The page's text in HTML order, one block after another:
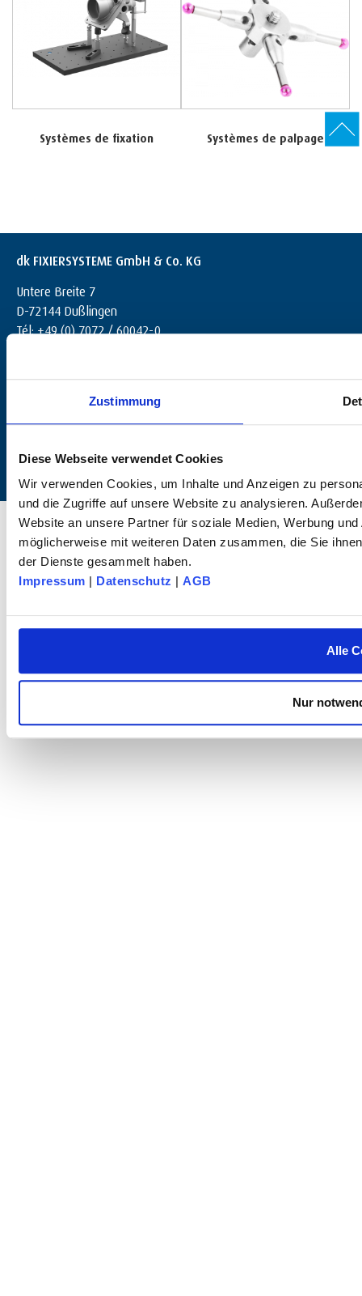
Zustimmung
Diese Webseite verwendet Cookies
Wir verwenden Cookies, um Inhalte und Anzeigen zu
und die Zugriffe auf unsere Website zu analysieren.
Website an unsere Partner für soziale Medien, Werbung
möglicherweise mit weiteren Daten zusammen, die Sie
der Dienste gesammelt haben.
Impressum | Datenschutz | AGB
Alle
Nur
Systèmes de fixation Systèmes de palpage
dk FIXIERSYSTEME GmbH & Co. KG
Untere Breite 7
D-72144 Dußlingen
Tél: +49 (0) 7072 / 60042-0
© 2025 dk FIXIERSYSTEME GmbH & Co. KG – Tous droits réservés.